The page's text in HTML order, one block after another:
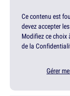
Ce contenu est
devez accepter
Modifiez ce choix
de la
Gérer